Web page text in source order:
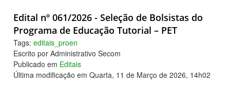
Edital nº 061/2026 - Seleção de Bolsistas do
Programa de Educação Tutorial – PET
Tags: editais_proen
Escrito por Administrativo Secom
Publicado em Editais
Última modificação em Quarta, 11 de Março de 2026, 14h02